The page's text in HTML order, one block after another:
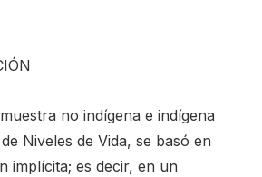
no indígena e indígena
Niveles de Vida, se basó en
implícita; es decir, en un